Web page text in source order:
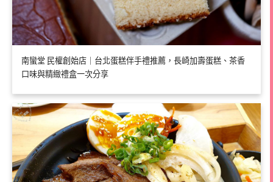
南蠻堂 民權創始店｜台北蛋糕伴手禮推薦，長崎加壽蛋糕、茶香
口味與精緻禮盒一次分享